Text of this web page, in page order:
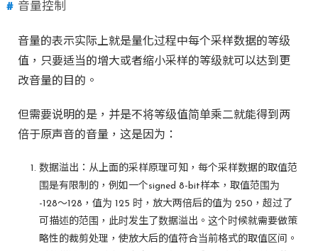
音量控制
音量的表示实际上就是量化过程中每个采样数据的等级
值，只要适当的增大或者缩小采样的等级就可以达到更
改音量的目的。
但需要说明的是，并是不将等级值简单乘二就能得到两
倍于原声音的音量，这是因为：
数据溢出：从上面的采样原理可知，每个采样数据的取值范
围是有限制的，例如一个signed 8-bit样本，取值范围为
-128～128，值为 125 时，放大两倍后的值为 250，超过了
可描述的范围，此时发生了数据溢出。这个时候就需要做策
略性的裁剪处理，使放大后的值符合当前格式的取值区间。